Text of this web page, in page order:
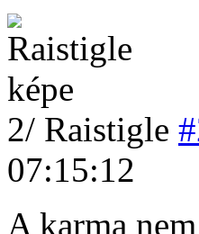
2/ Raistigle
07:15:12
A karma